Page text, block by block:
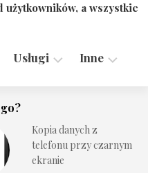
użytkowników, a wszystkie
Usługi
Technologie
Inne
Kopia danych z
telefonu przy czarnym
ekranie